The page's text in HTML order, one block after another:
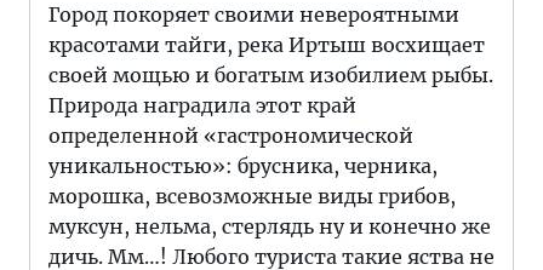
Город покоряет своими невероятными
красотами тайги, река Иртыш восхищает
своей мощью и богатым изобилием рыбы.
Природа наградила этот край
определенной «гастрономической
уникальностью»: брусника, черника,
морошка, всевозможные виды грибов,
муксун, нельма, стерлядь ну и конечно же
дичь. Мм…! Любого туриста такие яства не